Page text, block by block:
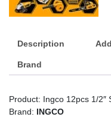
Description
Brand
Product: Ingco 12pcs 1/2″
Brand: INGCO